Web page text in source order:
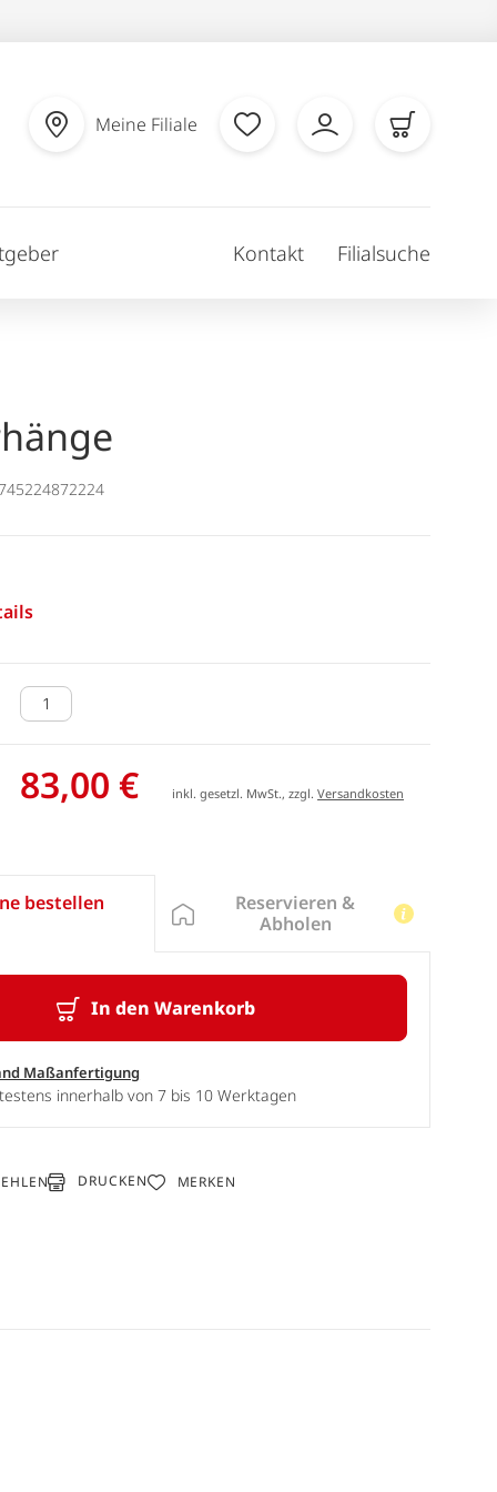
Meine Filiale
Kontakt Filialsuche
83,00 € inkl. gesetzl. MwSt., zzgl.Versandkosten
bestellen
In den Warenkorb
Maßanfertigung
innerhalb von 7 bis 10 Werktagen
Reservieren &
Abholen
DRUCKEN MERKEN